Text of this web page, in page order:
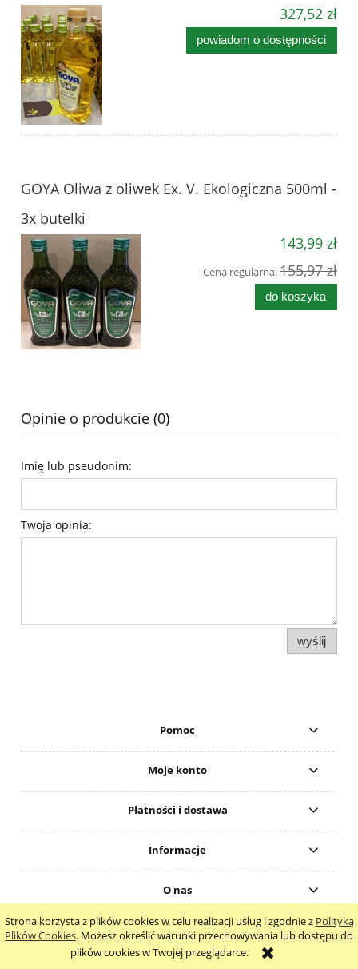
Strona korzysta z plików cookies w celu realizacji usług i zgodnie z Polityką
Plików Cookies. Możesz określić warunki przechowywania lub dostępu do
plików cookies w Twojej przeglądarce.
327,52 zł
powiadom o dostępności
GOYA Oliwa z oliwek Ex. V. Ekologiczna 500ml -
3x butelki
143,99 zł
Cena regularna:155,97 zł
do koszyka
Opinie o produkcie (0)
Imię lub pseudonim:
Twoja opinia:
wyślij
Pomoc
Moje konto
Płatności i dostawa
Informacje
O nas
pokaż pełną wersję strony
Sklep internetowy Shoper.pl